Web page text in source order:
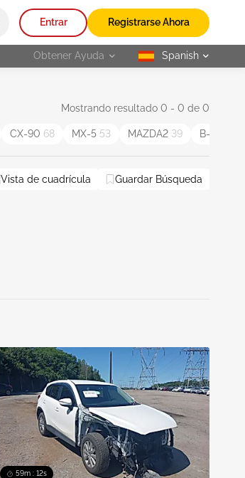
Entrar Registrarse Ahora
Obtener Ayuda selected
Spanish
Mostrando resultado 0 - 0 de 0
CX-90 68 MX-5 53 MAZDA2 39 B-Series
Vista de cuadrícula Guardar Búsqueda
59m : 11s